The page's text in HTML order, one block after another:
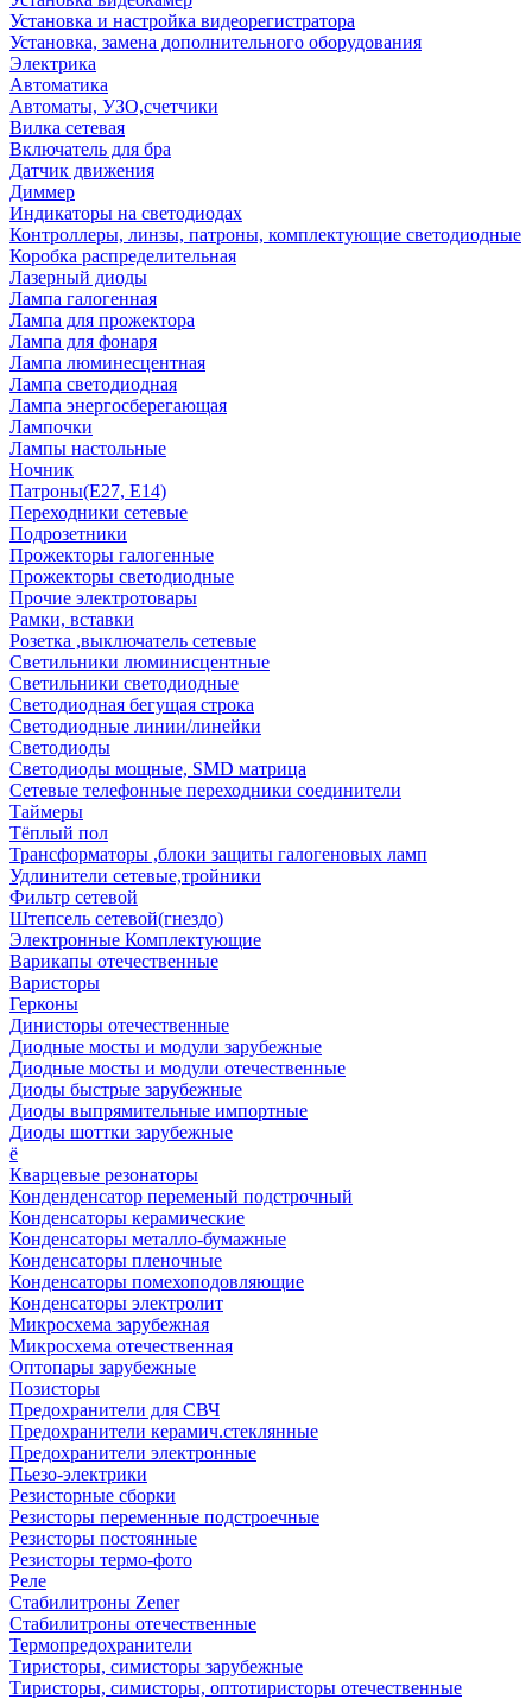
Установка и настройка видеорегистратора
Установка, замена дополнительного оборудования
Электрика
Автоматика
Автоматы, УЗО,счетчики
Вилка сетевая
Включатель для бра
Датчик движения
Диммер
Индикаторы на светодиодах
Контроллеры, линзы, патроны, комплектующие светодиодные
Коробка распределительная
Лазерный диоды
Лампа галогенная
Лампа для прожектора
Лампа для фонаря
Лампа люминесцентная
Лампа светодиодная
Лампа энергосберегающая
Лампочки
Лампы настольные
Ночник
Патроны(Е27, Е14)
Переходники сетевые
Подрозетники
Прожекторы галогенные
Прожекторы светодиодные
Прочие электротовары
Рамки, вставки
Розетка ,выключатель сетевые
Светильники люминисцентные
Светильники светодиодные
Светодиодная бегущая строка
Светодиодные линии/линейки
Светодиоды
Светодиоды мощные, SMD матрица
Сетевые телефонные переходники соединители
Таймеры
Тёплый пол
Трансформаторы ,блоки защиты галогеновых ламп
Удлинители сетевые,тройники
Фильтр сетевой
Штепсель сетевой(гнездо)
Электронные Комплектующие
Варикапы отечественные
Варисторы
Герконы
Динисторы отечественные
Диодные мосты и модули зарубежные
Диодные мосты и модули отечественные
Диоды быстрые зарубежные
Диоды выпрямительные импортные
Диоды шоттки зарубежные
ё
Кварцевые резонаторы
Конденденсатор переменый подстрочный
Конденсаторы керамические
Конденсаторы металло-бумажные
Конденсаторы пленочные
Конденсаторы помехоподовляющие
Конденсаторы электролит
Микросхема зарубежная
Микросхема отечественная
Оптопары зарубежные
Позисторы
Предохранители для СВЧ
Предохранители керамич.стеклянные
Предохранители электронные
Пьезо-электрики
Резисторные сборки
Резисторы переменные подстроечные
Резисторы постоянные
Резисторы термо-фото
Реле
Стабилитроны Zener
Стабилитроны отечественные
Термопредохранители
Тиристоры, симисторы зарубежные
Тиристоры, симисторы, оптотиристоры отечественные